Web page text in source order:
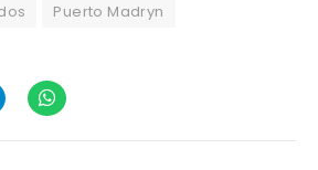
Puerto Madryn
WhatsApp